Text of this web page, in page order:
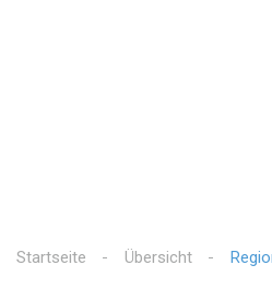
Startseite Übersicht